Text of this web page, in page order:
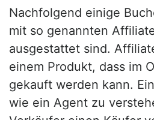
Nachfolgend einige
mit so genannten
ausgestattet sind.
einem Produkt, dass im
gekauft werden kann.
wie ein Agent zu